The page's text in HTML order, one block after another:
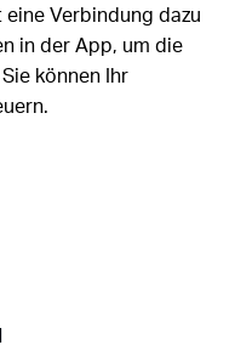
Verbindung dazu
in der App, um die
können Ihr